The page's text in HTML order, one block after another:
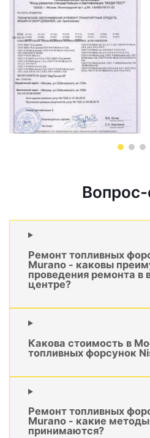
Вопрос-
Ремонт топливных
Murano - каковы
проведения ремонта в
центре?
Какова стоимость в
топливных форсунок
Ремонт топливных
Murano - какие
принимаются?